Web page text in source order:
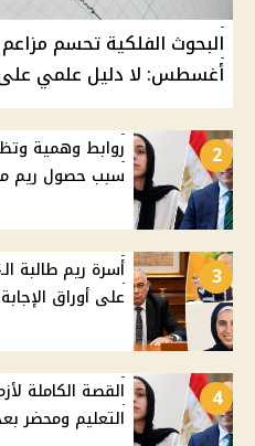
أغسطس: لا دليل علمي على
2
روابط وهمية
سبب حصول ريم محمد على 4%
3
على أوراق
4
التعليم ومحضر